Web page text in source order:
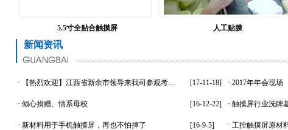
5.5寸全贴合触摸屏 人工贴膜
新闻资讯
· 【热烈欢迎】江西省新余市领导来我司参观考… [17-11-18]
· 倾心捐赠、情系母校 [16-12-22]
· 新材料用于手机触摸屏，再也不怕摔了 [16-9-5]
· 2017年年会现场
· 触摸屏行业洗牌
· 工控触摸屏原材